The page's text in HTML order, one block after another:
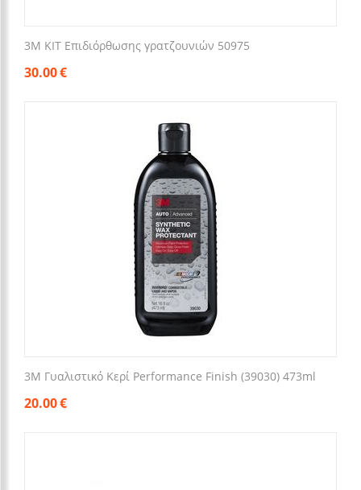
3M KIT Επιδιόρθωσης γρατζουνιών 50975
30.00€
3M Γυαλιστικό Κερί Performance Finish (39030) 473ml
20.00€